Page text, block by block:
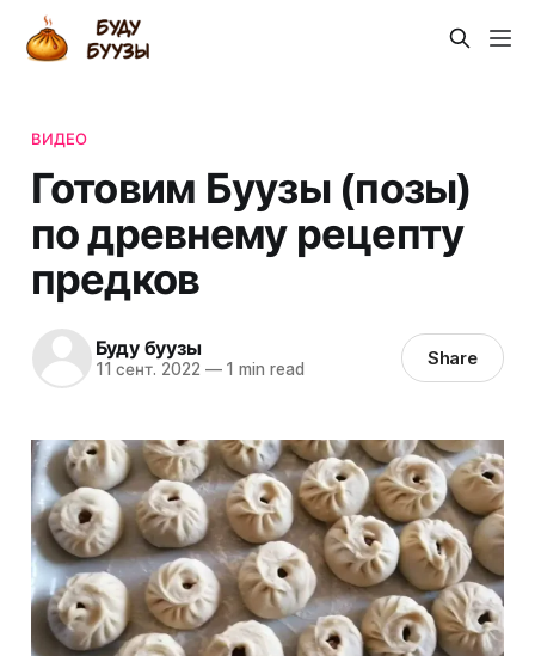
ВИДЕО
Готовим Буузы (позы)
по древнему рецепту
предков
Буду буузы
11 сент. 2022 —1 min read Share